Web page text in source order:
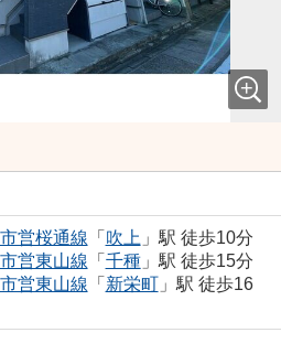
営桜通線 「 吹上 」駅 徒歩10分
営東山線 「 千種」駅 徒歩15分
営東山線 「 新栄町」駅 徒歩16